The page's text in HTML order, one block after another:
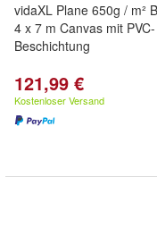
vidaXL Plane 650g / m²
4 x 7 m Canvas mit PVC-
Beschichtung
121,99 €
Kostenloser Versand